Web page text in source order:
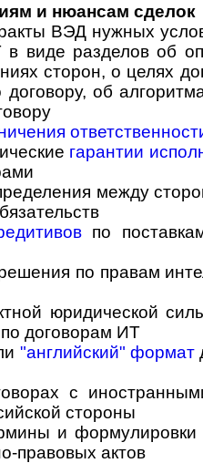
и нюансам сделок
ВЭД нужных
в виде разделов об
сторон, о целях
договору, об
гарантии
между
по
по правам
юридической
договорам ИТ
"английский" формат
с
стороны
и
правовых актов